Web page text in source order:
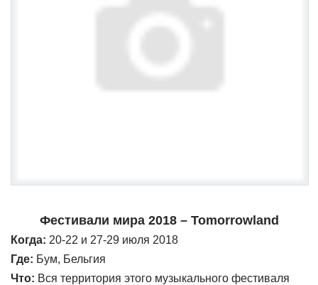
Фестивали мира 2018 – Tomorrowland
Когда: 20-22 и 27-29 июля 2018
Где: Бум, Бельгия
Что: Вся территория этого музыкального фестиваля